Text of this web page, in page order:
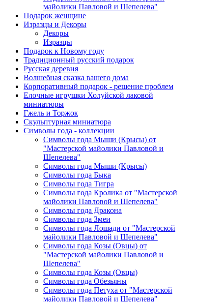
майолики Павловой и Шепелева"
Подарок женщине
Изразцы и Декоры
Декоры
Изразцы
Подарок к Новому году
Традиционный русский подарок
Русская деревня
Волшебная сказка вашего дома
Корпоративный подарок - решение проблем
Елочные игрушки Холуйской лаковой
миниатюры
Гжель и Торжок
Скульптурная миниатюра
Символы года - коллекции
Символы года Мыши (Крысы) от
"Мастерской майолики Павловой и
Шепелева"
Символы года Мыши (Крысы)
Символы года Быка
Символы года Тигра
Символы года Кролика от "Мастерской
майолики Павловой и Шепелева"
Символы года Дракона
Символы года Змеи
Символы года Лошади от "Мастерской
майолики Павловой и Шепелева"
Символы года Козы (Овцы) от
"Мастерской майолики Павловой и
Шепелева"
Символы года Козы (Овцы)
Символы года Обезьяны
Символы года Петуха от "Мастерской
майолики Павловой и Шепелева"